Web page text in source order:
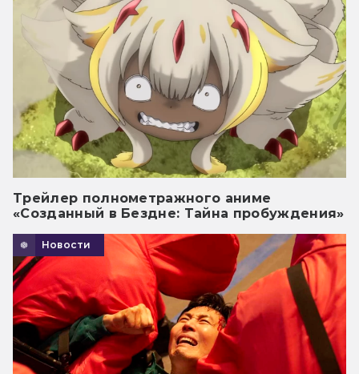
Трейлер полнометражного аниме
«Созданный в Бездне: Тайна пробуждения»
Новости